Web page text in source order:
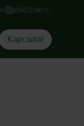
ENCSSK
Kapcsolat